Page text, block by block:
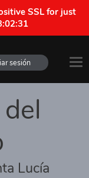
SSL for just
sesión
Lucía